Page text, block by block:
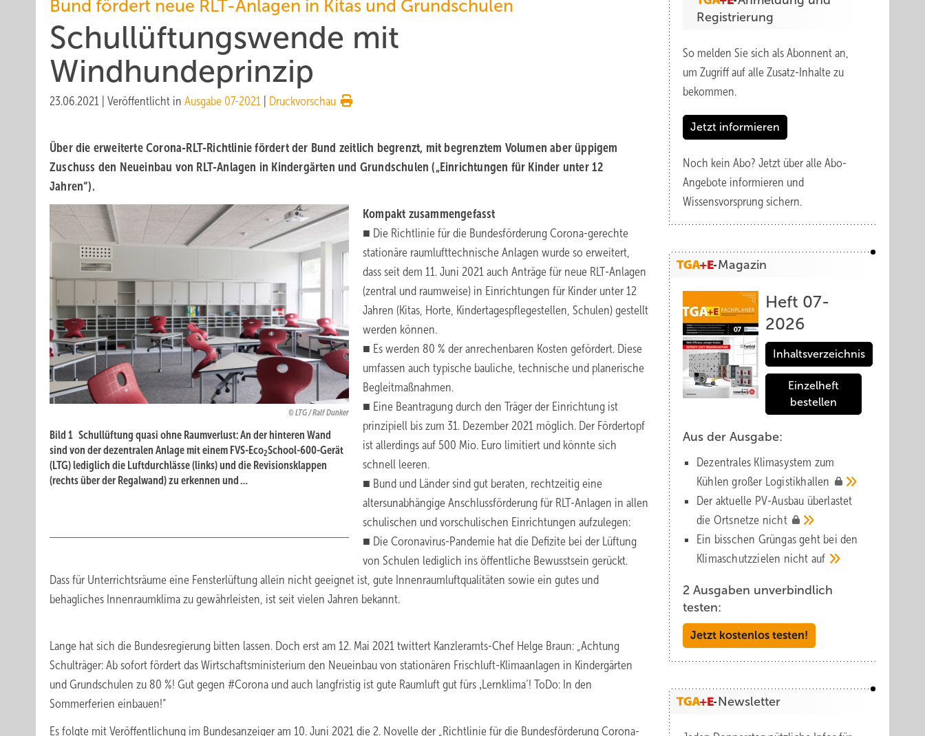
Bund fördert neue RLT-Anlagen in Kitas und Grundschulen
Schullüftungswende mit
Windhundeprinzip
23.06.2021 Veröffentlicht in Ausgabe 07-2021 Druckvorschau
Über die erweiterte Corona-RLT-Richtlinie fördert der Bund zeitlich begrenzt, mit begrenztem Volumen aber üppigem
Zuschuss den Neueinbau von RLT-Anlagen in Kindergärten und Grundschulen („Einrichtungen für Kinder unter 12
Jahren“).
LTG / Ralf Dunker
Bild 1 Schullüftung quasi ohne Raumverlust: An der hinteren Wand
sind von der dezentralen Anlage mit einem FVS-Eco2School-600-Gerät
(LTG) lediglich die Luftdurchlässe (links) und die Revisionsklappen
(rechts über der Regalwand) zu erkennen und …
Kompakt zusammengefasst
■ Die Richtlinie für die Bundesförderung Corona-gerechte
stationäre raumlufttechnische Anlagen wurde so erweitert,
dass seit dem 11. Juni 2021 auch Anträge für neue RLT-Anlagen
(zentral und raumweise) in Einrichtungen für Kinder unter 12
Jahren (Kitas, Horte, Kindertagespflegestellen, Schulen) gestellt
werden können.
■ Es werden 80 % der anrechenbaren Kosten gefördert. Diese
umfassen auch typische bauliche, technische und planerische
Begleitmaßnahmen.
■ Eine Beantragung durch den Träger der Einrichtung ist
prinzipiell bis zum 31. Dezember 2021 möglich. Der Fördertopf
ist allerdings auf 500 Mio. Euro limitiert und könnte sich
schnell leeren.
■ Bund und Länder sind gut beraten, rechtzeitig eine
altersunabhängige Anschlussförderung für RLT-Anlagen in allen
schulischen und vorschulischen Einrichtungen aufzulegen:
■ Die Coronavirus-Pandemie hat die Defizite bei der Lüftung
von Schulen lediglich ins öffentliche Bewusstsein gerückt.
Dass für Unterrichtsräume eine Fensterlüftung allein nicht geeignet ist, gute Innenraumluftqualitäten sowie ein gutes und
behagliches Innenraumklima zu gewährleisten, ist seit vielen Jahren bekannt.
Lange hat sich die Bundesregierung bitten lassen. Doch erst am 12. Mai 2021 twittert Kanzleramts-Chef Helge Braun: „Achtung
Schulträger: Ab sofort fördert das Wirtschaftsministerium den Neueinbau von stationären Frischluft-Klimaanlagen in Kindergärten
und Grundschulen zu 80 %! Gut gegen #Corona und auch langfristig ist gute Raumluft gut fürs ‚Lernklima‘! ToDo: In den
Sommerferien einbauen!“
Es folgte mit Veröffentlichung im Bundesanzeiger am 10. Juni 2021 die 2. Novelle der „Richtlinie für die Bundesförderung Corona-
Registrierung
So melden Sie sich als Abonnent an,
um Zugriff auf alle Zusatz-Inhalte zu
bekommen.
Jetzt informieren
Noch kein Abo? Jetzt über alle Abo-
Angebote informieren und
Wissensvorsprung sichern.
Magazin
Heft 07-
2026
Inhaltsverzeichnis
Einzelheft
bestellen
Aus der Ausgabe:
Dezentrales Klimasystem zum
Kühlen großer Logistik­hallen
Der aktuelle PV-Ausbau über­lastet
die Orts­netze nicht
Ein bisschen Grüngas geht bei den
Klima­schutz­zielen nicht auf
2 Ausgaben unverbindlich
testen:
Jetzt kostenlos testen!
Newsletter